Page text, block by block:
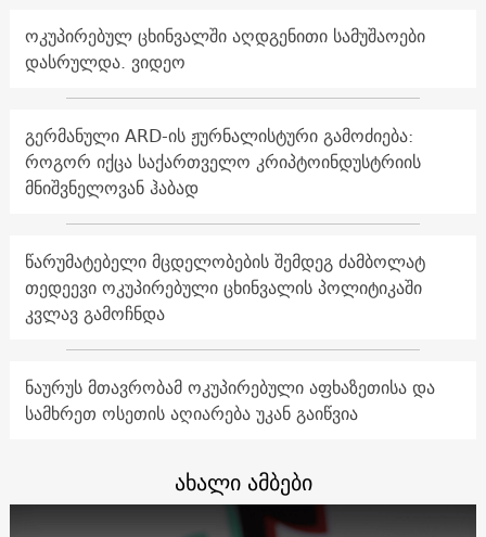
ოკუპირებულ ცხინვალში აღდგენითი სამუშაოები
დასრულდა. ვიდეო
გერმანული ARD-ის ჟურნალისტური გამოძიება:
როგორ იქცა საქართველო კრიპტოინდუსტრიის
მნიშვნელოვან ჰაბად
წარუმატებელი მცდელობების შემდეგ ძამბოლატ
თედეევი ოკუპირებული ცხინვალის პოლიტიკაში
კვლავ გამოჩნდა
ნაურუს მთავრობამ ოკუპირებული აფხაზეთისა და
სამხრეთ ოსეთის აღიარება უკან გაიწვია
ახალი ამბები